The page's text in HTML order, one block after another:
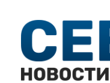
content